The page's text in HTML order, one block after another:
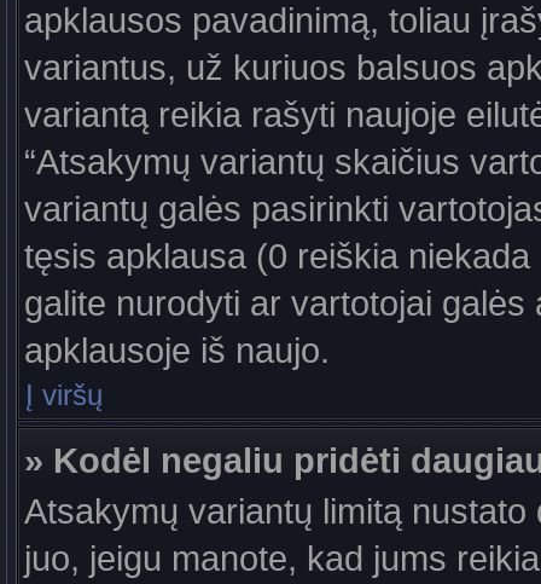
apklausos pavadinimą, toliau
variantus, už kuriuos balsuos
variantą reikia rašyti naujoje
“Atsakymų variantų skaičius
variantų galės pasirinkti
tęsis apklausa (0 reiškia
galite nurodyti ar vartotojai
apklausoje iš naujo.
Į viršų
» Kodėl negaliu pridėti
Atsakymų variantų limitą
juo, jeigu manote, kad jums